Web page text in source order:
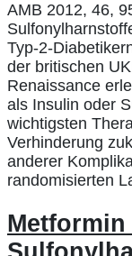
AMB 2012, 46,
Typ-2-
der britischen
Renaissance
als Insulin oder
wichtigsten
Verhinderung
anderer
randomisierten
Metformin